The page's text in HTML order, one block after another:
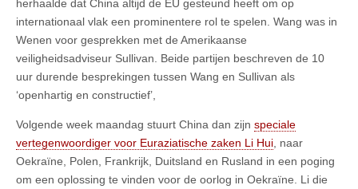
herhaalde dat China altijd de EU gesteund heeft om op
internationaal vlak een prominentere rol te spelen. Wang was in
Wenen voor gesprekken met de Amerikaanse
veiligheidsadviseur Sullivan. Beide partijen beschreven de 10
uur durende besprekingen tussen Wang en Sullivan als
‘openhartig en constructief’,
Volgende week maandag stuurt China dan zijn speciale
vertegenwoordiger voor Euraziatische zaken Li Hui , naar
Oekraïne, Polen, Frankrijk, Duitsland en Rusland in een poging
om een oplossing te vinden voor de oorlog in Oekraïne. Li die